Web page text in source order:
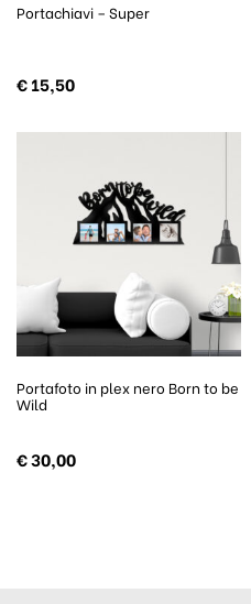
Portachiavi – Super
€15,50
Portafoto in plex nero Born to be
Wild
€30,00